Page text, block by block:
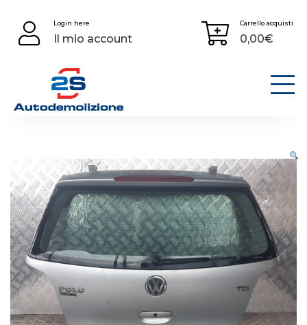
content
Login here
Il mio account
Carrello acquisti
0,00€